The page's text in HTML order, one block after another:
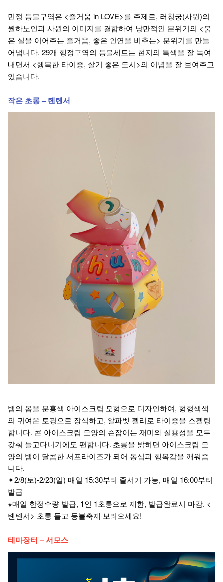
민정 등불구역은 <즐거움 in LOVE>를 주제로, 러청궁(사원)의
월하노인과 사원의 이미지를 결합하여 낭만적인 분위기의 <붉
은 실을 이어주는 즐거움, 좋은 인연을 비추는> 분위기를 만들
어냅니다. 29개 행정구역의 등불세트는 현지의 특색을 잘 녹여
내면서 <행복한 타이중, 살기 좋은 도시>의 이념을 잘 보여주고
있습니다.
작은 초롱 – 톈톈서
뱀의 몸을 분홍색 아이스크림 모형으로 디자인하여, 형형색색
의 귀여운 토핑으로 장식하고, 알파벳 젤리로 타이중을 스펠링
합니다. 콘 아이스크림 모양의 손잡이는 재미와 실용성을 모두
갖춰 들고다니기에도 편합니다. 초롱을 밝히면 아이스크림 모
양의 뱀이 달콤한 서프라이즈가 되어 동심과 행복감을 깨워줍
니다.
✦2/8(토)-2/23(일) 매일 15:30부터 줄서기 가능, 매일 16:00부터
발급
※매일 한정수량 발급, 1인 1초롱으로 제한, 발급완료시 마감. <
톈톈서> 초롱 들고 등불축제 보러오세요!
테마장터 – 서모스